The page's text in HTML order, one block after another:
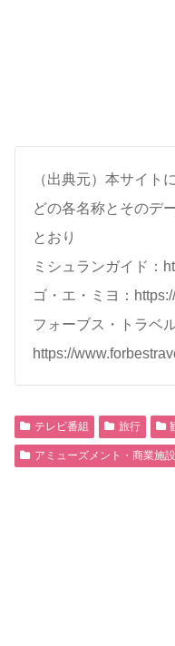
（出典元）本サイト
どの各名称とそのデ
とおり
ミシュランガイド：
ゴ・エ・ミヨ：
フォーブス・トラベ
https://
テレビ番組 旅行
アミューズメント・商業施設